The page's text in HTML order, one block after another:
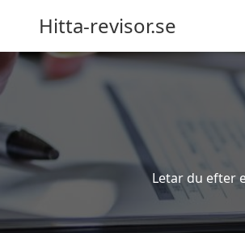
Hitta-revisor.se
Letar du efter